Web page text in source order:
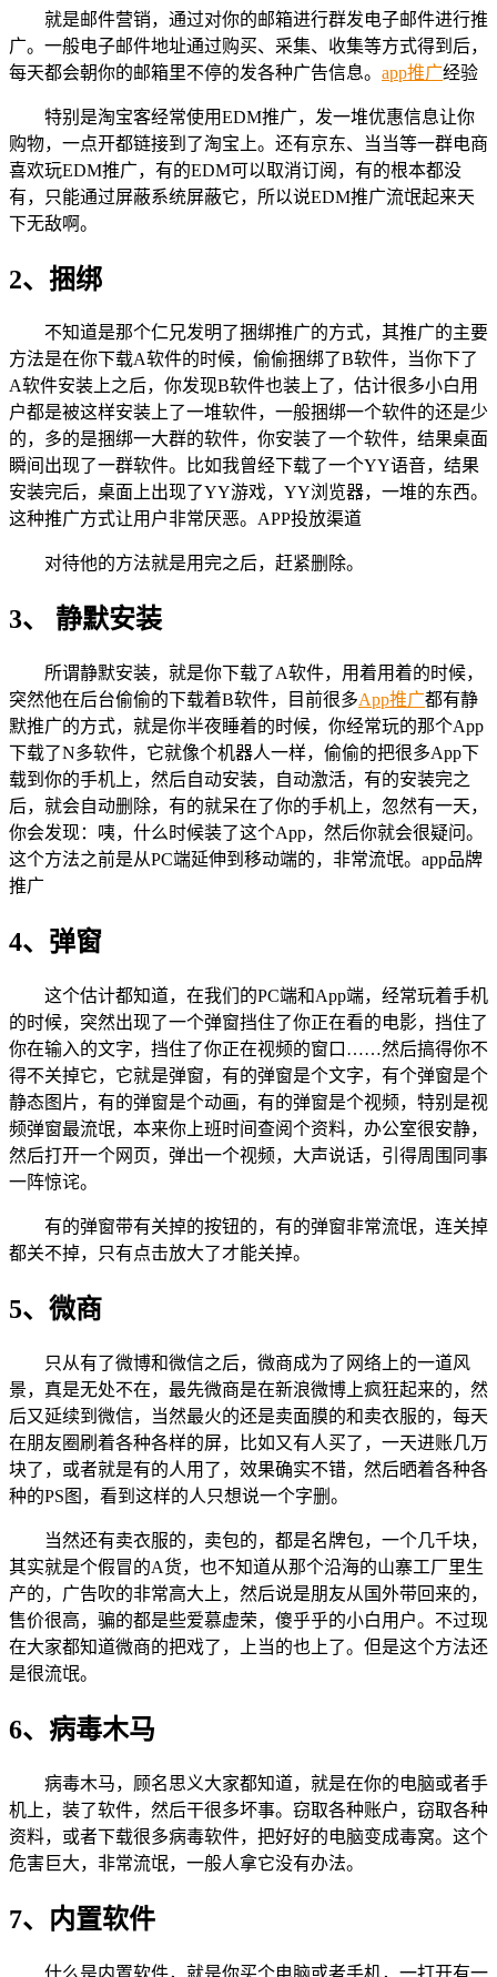
就是邮件营销，通过对你的邮箱进行群发电子邮件进行推
广。一般电子邮件地址通过购买、采集、收集等方式得到后，
每天都会朝你的邮箱里不停的发各种广告信息。 app推广经验
特别是淘宝客经常使用EDM推广，发一堆优惠信息让你
购物，一点开都链接到了淘宝上。还有京东、当当等一群电商
喜欢玩EDM推广，有的EDM可以取消订阅，有的根本都没
有，只能通过屏蔽系统屏蔽它，所以说EDM推广流氓起来天
下无敌啊。
2、捆绑
不知道是那个仁兄发明了捆绑推广的方式，其推广的主要
方法是在你下载A软件的时候，偷偷捆绑了B软件，当你下了
A软件安装上之后，你发现B软件也装上了，估计很多小白用
户都是被这样安装上了一堆软件，一般捆绑一个软件的还是少
的，多的是捆绑一大群的软件，你安装了一个软件，结果桌面
瞬间出现了一群软件。比如我曾经下载了一个YY语音，结果
安装完后，桌面上出现了YY游戏，YY浏览器，一堆的东西。
这种推广方式让用户非常厌恶。APP投放渠道
对待他的方法就是用完之后，赶紧删除。
3、 静默安装
所谓静默安装，就是你下载了A软件，用着用着的时候，
突然他在后台偷偷的下载着B软件，目前很多App推广都有静
默推广的方式，就是你半夜睡着的时候，你经常玩的那个App
下载了N多软件，它就像个机器人一样，偷偷的把很多App下
载到你的手机上，然后自动安装，自动激活，有的安装完之
后，就会自动删除，有的就呆在了你的手机上，忽然有一天，
你会发现：咦，什么时候装了这个App，然后你就会很疑问。
这个方法之前是从PC端延伸到移动端的，非常流氓。app品牌
推广
4、弹窗
这个估计都知道，在我们的PC端和App端，经常玩着手机
的时候，突然出现了一个弹窗挡住了你正在看的电影，挡住了
你在输入的文字，挡住了你正在视频的窗口……然后搞得你不
得不关掉它，它就是弹窗，有的弹窗是个文字，有个弹窗是个
静态图片，有的弹窗是个动画，有的弹窗是个视频，特别是视
频弹窗最流氓，本来你上班时间查阅个资料，办公室很安静，
然后打开一个网页，弹出一个视频，大声说话，引得周围同事
一阵惊诧。
有的弹窗带有关掉的按钮的，有的弹窗非常流氓，连关掉
都关不掉，只有点击放大了才能关掉。
5、微商
只从有了微博和微信之后，微商成为了网络上的一道风
景，真是无处不在，最先微商是在新浪微博上疯狂起来的，然
后又延续到微信，当然最火的还是卖面膜的和卖衣服的，每天
在朋友圈刷着各种各样的屏，比如又有人买了，一天进账几万
块了，或者就是有的人用了，效果确实不错，然后晒着各种各
种的PS图，看到这样的人只想说一个字删。
当然还有卖衣服的，卖包的，都是名牌包，一个几千块，
其实就是个假冒的A货，也不知道从那个沿海的山寨工厂里生
产的，广告吹的非常高大上，然后说是朋友从国外带回来的，
售价很高，骗的都是些爱慕虚荣，傻乎乎的小白用户。不过现
在大家都知道微商的把戏了，上当的也上了。但是这个方法还
是很流氓。
6、病毒木马
病毒木马，顾名思义大家都知道，就是在你的电脑或者手
机上，装了软件，然后干很多坏事。窃取各种账户，窃取各种
资料，或者下载很多病毒软件，把好好的电脑变成毒窝。这个
危害巨大，非常流氓，一般人拿它没有办法。
7、内置软件
什么是内置软件，就是你买个电脑或者手机，一打开有一